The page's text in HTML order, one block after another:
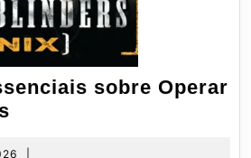
sobre Operar
28